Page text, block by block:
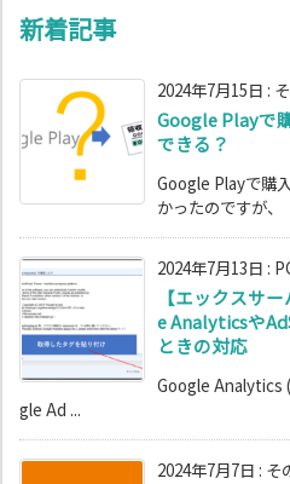
新着記事
2024年7月15日 :
Google Playで
できる？
Google Playで購
かったのですが、
2024年7月13日 :
【エックスサ
e Analyticsや
ときの対応
Google Analytics
gle Ad ...
2024年7月7日 : そ